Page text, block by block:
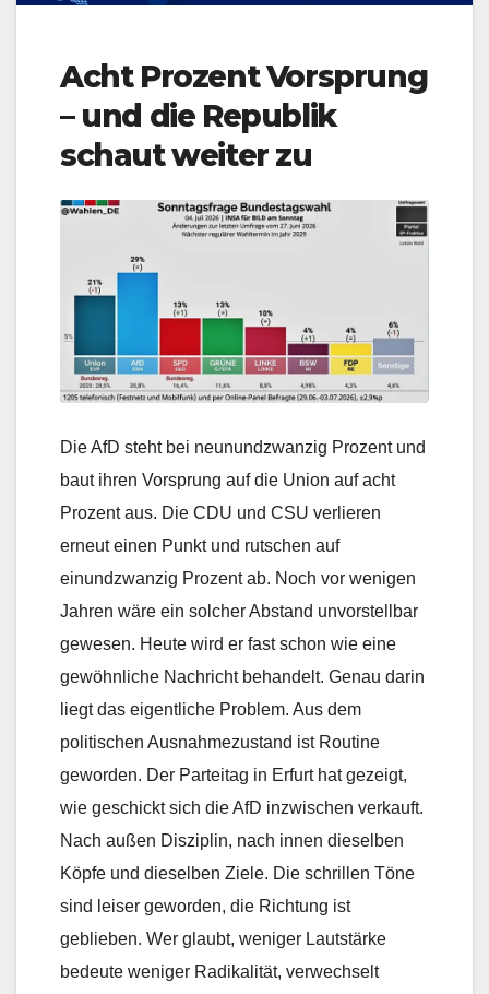
Acht Prozent Vorsprung
– und die Republik
schaut weiter zu
Die AfD steht bei neunundzwanzig Prozent und
baut ihren Vorsprung auf die Union auf acht
Prozent aus. Die CDU und CSU verlieren
erneut einen Punkt und rutschen auf
einundzwanzig Prozent ab. Noch vor wenigen
Jahren wäre ein solcher Abstand unvorstellbar
gewesen. Heute wird er fast schon wie eine
gewöhnliche Nachricht behandelt. Genau darin
liegt das eigentliche Problem. Aus dem
politischen Ausnahmezustand ist Routine
geworden. Der Parteitag in Erfurt hat gezeigt,
wie geschickt sich die AfD inzwischen verkauft.
Nach außen Disziplin, nach innen dieselben
Köpfe und dieselben Ziele. Die schrillen Töne
sind leiser geworden, die Richtung ist
geblieben. Wer glaubt, weniger Lautstärke
bedeute weniger Radikalität, verwechselt